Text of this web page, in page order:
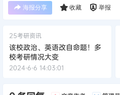
海报分享 收藏 举报
25考研资讯
该校政治、英语改自命题！多
校考研情况大变
2024-6-6 14:03:01